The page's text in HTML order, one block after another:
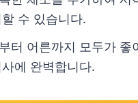
수 있습니다.
터 어른까지 모두가 좋
에 완벽합니다.